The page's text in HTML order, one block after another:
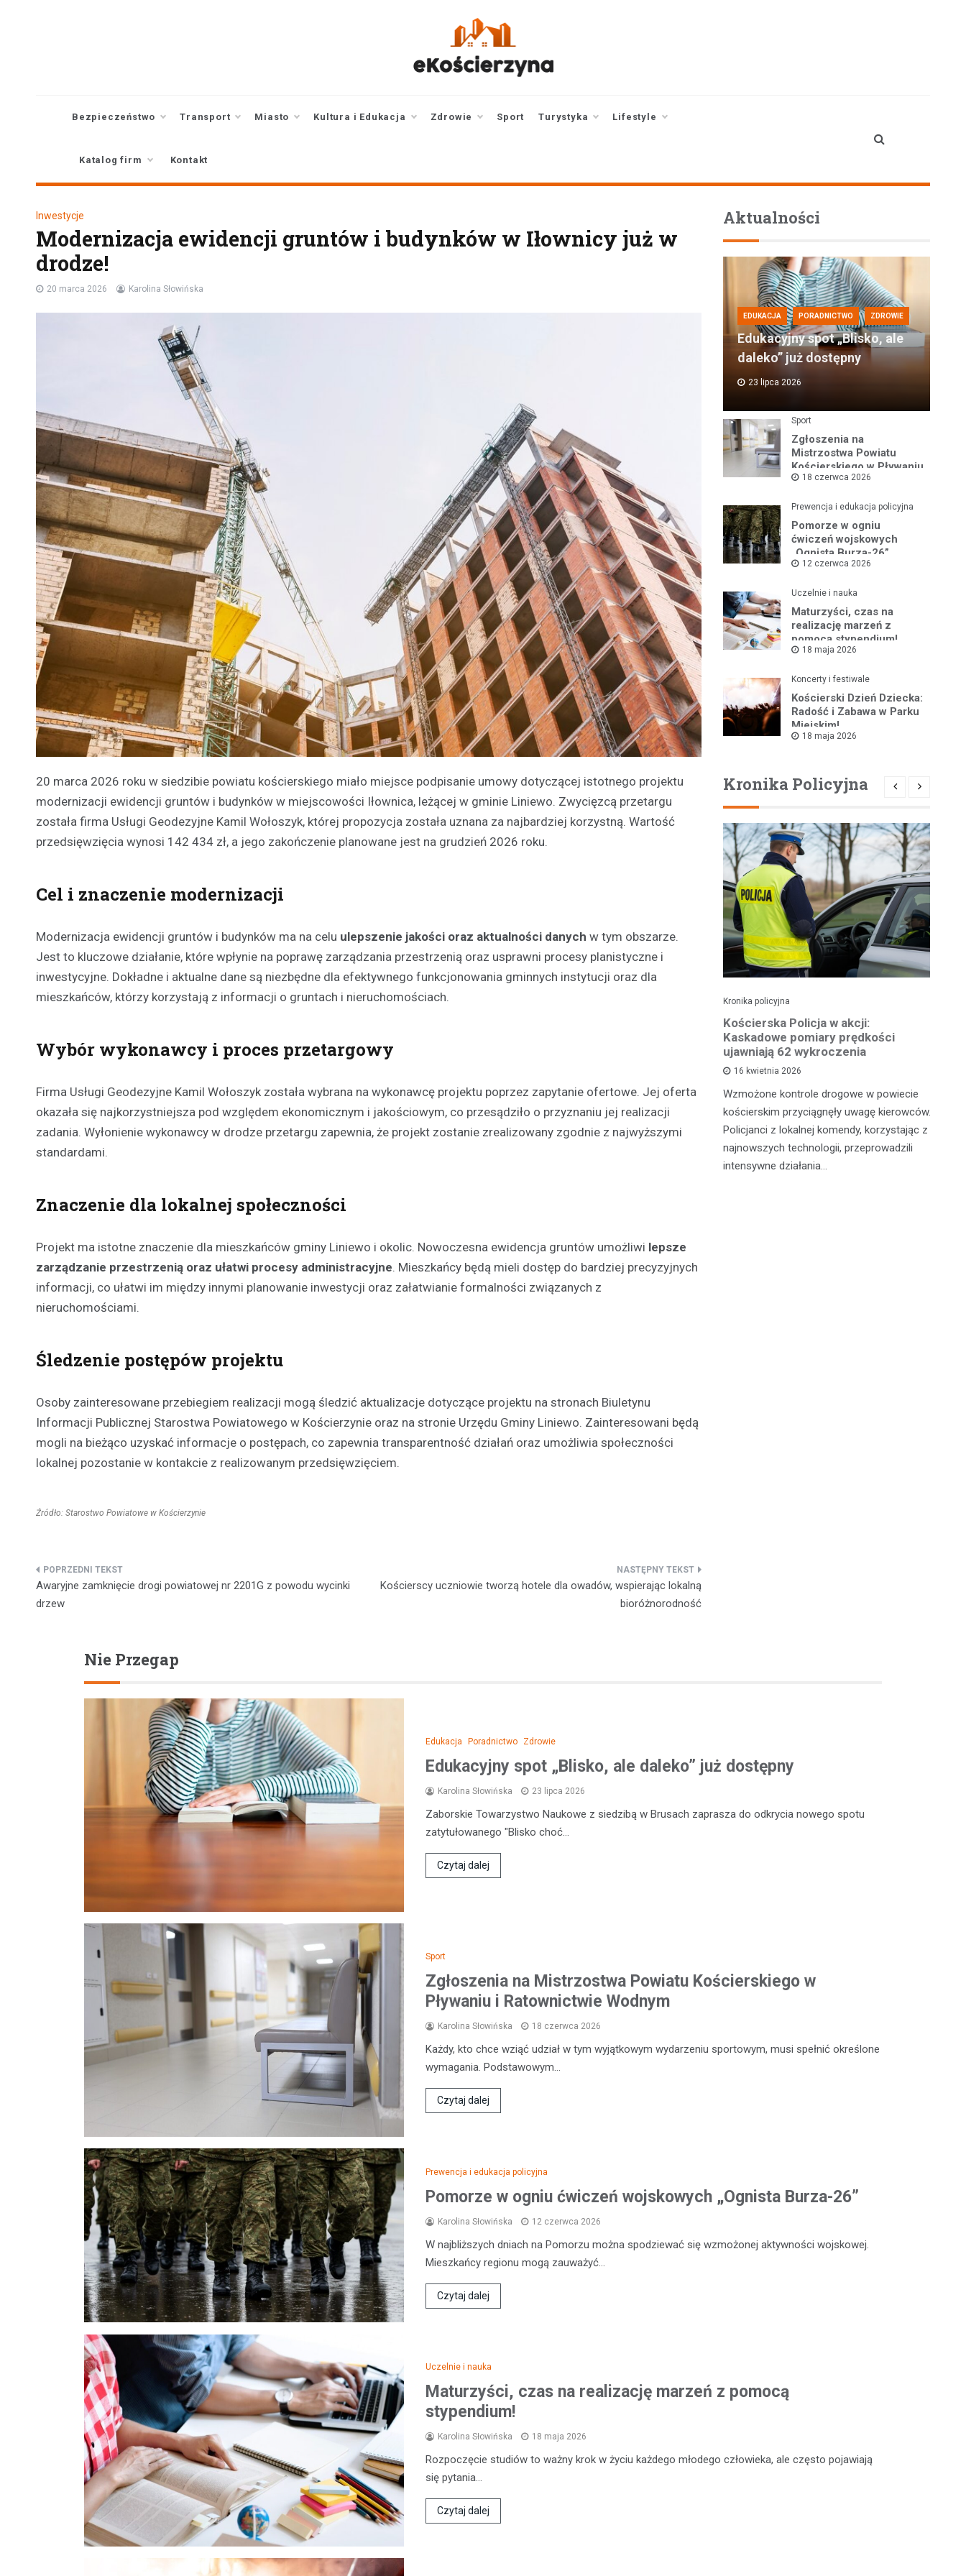
Bezpieczeństwo Transport Miasto Kultura i Edukacja Zdrowie Sport Turystyka Lifestyle
Katalog firm Kontakt
Inwestycje
Modernizacja ewidencji gruntów i budynków w Iłownicy już w
drodze!
20 marca 2026 Karolina Słowińska
20 marca 2026 roku w siedzibie powiatu kościerskiego miało miejsce podpisanie umowy dotyczącej istotnego projektu
modernizacji ewidencji gruntów i budynków w miejscowości Iłownica, leżącej w gminie Liniewo. Zwycięzcą przetargu
została firma Usługi Geodezyjne Kamil Wołoszyk, której propozycja została uznana za najbardziej korzystną. Wartość
przedsięwzięcia wynosi 142 434 zł, a jego zakończenie planowane jest na grudzień 2026 roku.
Cel i znaczenie modernizacji
Modernizacja ewidencji gruntów i budynków ma na celu ulepszenie jakości oraz aktualności danych w tym obszarze.
Jest to kluczowe działanie, które wpłynie na poprawę zarządzania przestrzenią oraz usprawni procesy planistyczne i
inwestycyjne. Dokładne i aktualne dane są niezbędne dla efektywnego funkcjonowania gminnych instytucji oraz dla
mieszkańców, którzy korzystają z informacji o gruntach i nieruchomościach.
Wybór wykonawcy i proces przetargowy
Firma Usługi Geodezyjne Kamil Wołoszyk została wybrana na wykonawcę projektu poprzez zapytanie ofertowe. Jej oferta
okazała się najkorzystniejsza pod względem ekonomicznym i jakościowym, co przesądziło o przyznaniu jej realizacji
zadania. Wyłonienie wykonawcy w drodze przetargu zapewnia, że projekt zostanie zrealizowany zgodnie z najwyższymi
standardami.
Znaczenie dla lokalnej społeczności
Projekt ma istotne znaczenie dla mieszkańców gminy Liniewo i okolic. Nowoczesna ewidencja gruntów umożliwi lepsze
zarządzanie przestrzenią oraz ułatwi procesy administracyjne. Mieszkańcy będą mieli dostęp do bardziej precyzyjnych
informacji, co ułatwi im między innymi planowanie inwestycji oraz załatwianie formalności związanych z
nieruchomościami.
Śledzenie postępów projektu
Osoby zainteresowane przebiegiem realizacji mogą śledzić aktualizacje dotyczące projektu na stronach Biuletynu
Informacji Publicznej Starostwa Powiatowego w Kościerzynie oraz na stronie Urzędu Gminy Liniewo. Zainteresowani będą
mogli na bieżąco uzyskać informacje o postępach, co zapewnia transparentność działań oraz umożliwia społeczności
lokalnej pozostanie w kontakcie z realizowanym przedsięwzięciem.
Źródło: Starostwo Powiatowe w Kościerzynie
Nawigacja
wpisu
Awaryjne zamknięcie drogi powiatowej nr 2201G z powodu wycinki
drzew
Kościerscy uczniowie tworzą hotele dla owadów, wspierając lokalną
bioróżnorodność
Aktualności
EDUKACJA PORADNICTWO ZDROWIE
Edukacyjny spot „Blisko, ale
daleko” już dostępny
23 lipca 2026
Sport
Zgłoszenia na
Mistrzostwa Powiatu
Kościerskiego w Pływaniu
i Ratownictwie Wodnym
18 czerwca 2026
Prewencja i edukacja policyjna
Pomorze w ogniu
ćwiczeń wojskowych
„Ognista Burza-26”
12 czerwca 2026
Uczelnie i nauka
Maturzyści, czas na
realizację marzeń z
pomocą stypendium!
18 maja 2026
Koncerty i festiwale
Kościerski Dzień Dziecka:
Radość i Zabawa w Parku
Miejskim!
18 maja 2026
Kronika Policyjna
W sobotnie popołudnie, 4 kwietnia 2026
roku, funkcjonariusze z Wydziału Ruchu
Drogowego Komendy Powiatowej Policji w
Kronika policyjna
Kościerska Policja w akcji:
Kaskadowe pomiary prędkości
ujawniają 62 wykroczenia
16 kwietnia 2026
Wzmożone kontrole drogowe w powiecie
kościerskim przyciągnęły uwagę kierowców.
Policjanci z lokalnej komendy, korzystając z
najnowszych technologii, przeprowadzili
intensywne działania…
Nie Przegap
Edukacja Poradnictwo Zdrowie
Edukacyjny spot „Blisko, ale daleko” już dostępny
Karolina Słowińska 23 lipca 2026
Zaborskie Towarzystwo Naukowe z siedzibą w Brusach zaprasza do odkrycia nowego spotu
zatytułowanego "Blisko choć…
Czytaj dalej
Sport
Zgłoszenia na Mistrzostwa Powiatu Kościerskiego w
Pływaniu i Ratownictwie Wodnym
Karolina Słowińska 18 czerwca 2026
Każdy, kto chce wziąć udział w tym wyjątkowym wydarzeniu sportowym, musi spełnić określone
wymagania. Podstawowym…
Czytaj dalej
Prewencja i edukacja policyjna
Pomorze w ogniu ćwiczeń wojskowych „Ognista Burza-26”
Karolina Słowińska 12 czerwca 2026
W najbliższych dniach na Pomorzu można spodziewać się wzmożonej aktywności wojskowej.
Mieszkańcy regionu mogą zauważyć…
Czytaj dalej
Uczelnie i nauka
Maturzyści, czas na realizację marzeń z pomocą
stypendium!
Karolina Słowińska 18 maja 2026
Rozpoczęcie studiów to ważny krok w życiu każdego młodego człowieka, ale często pojawiają
się pytania…
Czytaj dalej